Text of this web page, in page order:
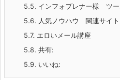
5.5. インフォプレナー様 ツー
5.6. 人気ノウハウ 関連サイト
5.7. エロいメール講座
5.8. 共有:
5.9. いいね: